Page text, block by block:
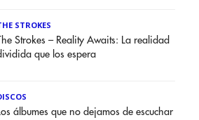
STROKES
Strokes – Reality Awaits: La realidad
que los espera
álbumes que no dejamos de escuchar